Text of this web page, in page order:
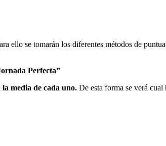
ello se tomarán los diferentes métodos de
Perfecta”
la media de cada uno. De esta forma se verá